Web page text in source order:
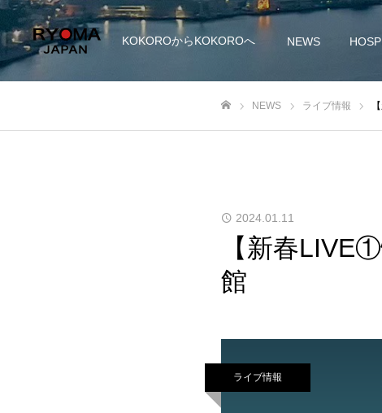
KOKOROからKOKOROへ NEWS
NEWS ライブ情報
2024.01.11
【新春
館
ライブ情報